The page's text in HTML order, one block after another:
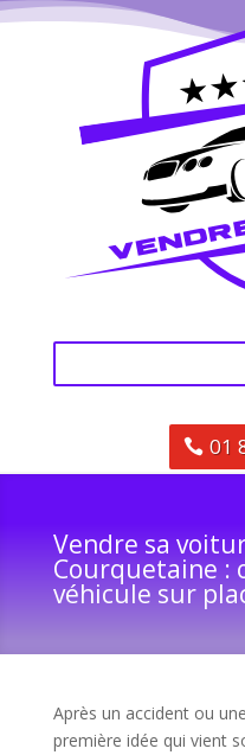
01
Vendre sa
Courquetaine :
véhicule sur
Après un accident ou
première idée qui vient